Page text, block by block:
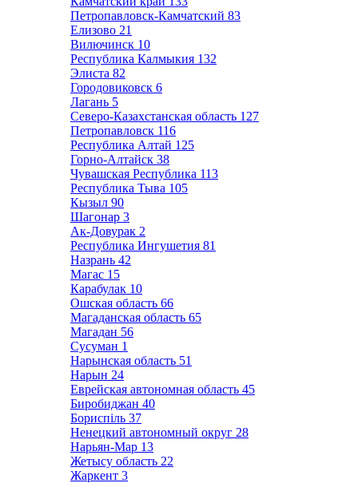
Петропавловск-Камчатский 83
Елизово 21
Вилючинск 10
Республика Калмыкия 132
Элиста 82
Городовиковск 6
Лагань 5
Северо-Казахстанская область 127
Петропавловск 116
Республика Алтай 125
Горно-Алтайск 38
Чувашская Республика 113
Республика Тыва 105
Кызыл 90
Шагонар 3
Ак-Довурак 2
Республика Ингушетия 81
Назрань 42
Магас 15
Карабулак 10
Ошская область 66
Магаданская область 65
Магадан 56
Сусуман 1
Нарынская область 51
Нарын 24
Еврейская автономная область 45
Биробиджан 40
Бориспіль 37
Ненецкий автономный округ 28
Нарьян-Мар 13
Жетысу область 22
Жаркент 3